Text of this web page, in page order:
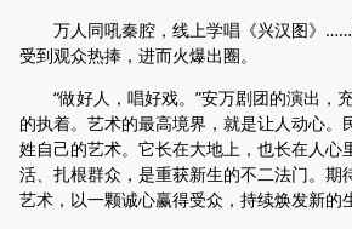
万人同吼秦腔，线上学唱《兴汉图》……
受到观众热捧，进而火爆出圈。
“做好人，唱好戏。”安万剧团的演出，
的执着。艺术的最高境界，就是让人动心。
姓自己的艺术。它长在大地上，也长在人心
活、扎根群众，是重获新生的不二法门。期
艺术，以一颗诚心赢得受众，持续焕发新的